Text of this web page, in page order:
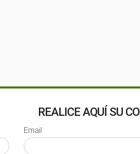
REALICE AQUÍ SU
Email